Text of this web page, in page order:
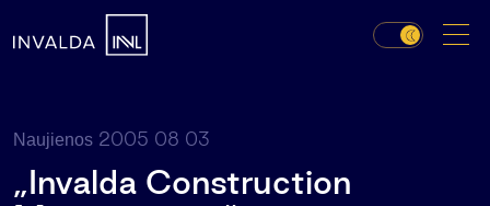
Naujienos 2005 08 03
„Invalda Construction